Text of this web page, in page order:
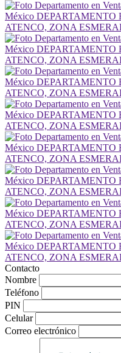
Contacto
Nombre
Teléfono
PIN
Celular
Correo electrónico